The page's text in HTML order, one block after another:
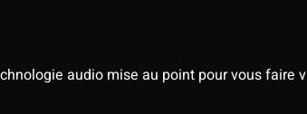
audio mise au point pour vous faire